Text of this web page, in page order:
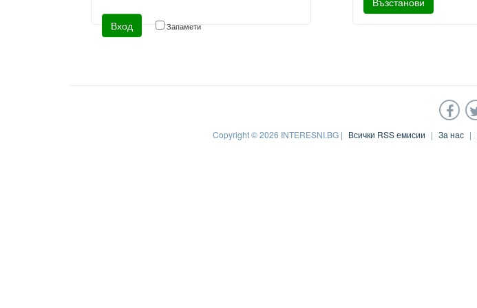
Запамети
Copyright © 2026 INTERESNI.BG | Всички RSS емисии | За нас |